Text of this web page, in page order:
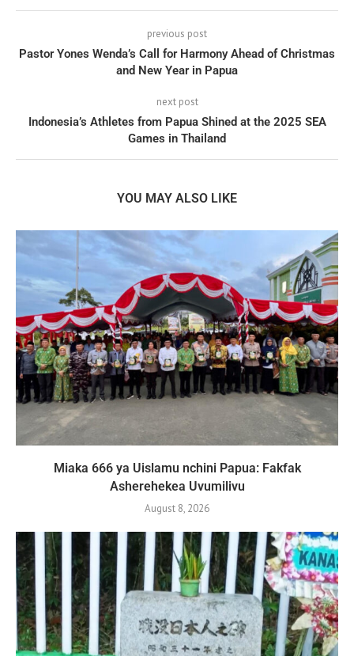
previous post
Pastor Yones Wenda’s Call for Harmony Ahead of Christmas
and New Year in Papua
next post
Indonesia’s Athletes from Papua Shined at the 2025 SEA
Games in Thailand
YOU MAY ALSO LIKE
Miaka 666 ya Uislamu nchini Papua: Fakfak
Asherehekea Uvumilivu
August 8, 2026